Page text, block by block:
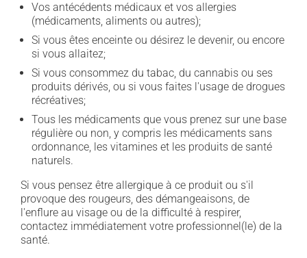
Vos antécédents médicaux et vos allergies
(médicaments, aliments ou autres);
Si vous êtes enceinte ou désirez le devenir, ou encore
si vous allaitez;
Si vous consommez du tabac, du cannabis ou ses
produits dérivés, ou si vous faites l'usage de drogues
récréatives;
Tous les médicaments que vous prenez sur une base
régulière ou non, y compris les médicaments sans
ordonnance, les vitamines et les produits de santé
naturels.
Si vous pensez être allergique à ce produit ou s'il
provoque des rougeurs, des démangeaisons, de
l'enflure au visage ou de la difficulté à respirer,
contactez immédiatement votre professionnel(le) de la
santé.